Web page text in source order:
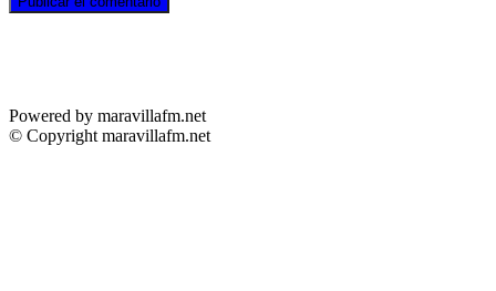
Powered by maravillafm.net
© Copyright maravillafm.net